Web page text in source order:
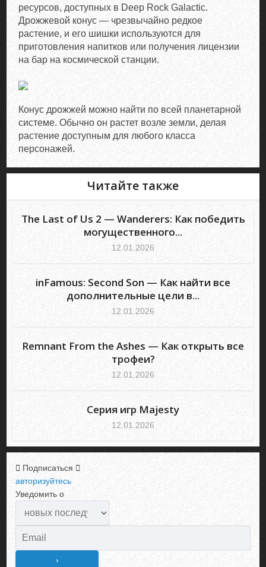
ресурсов, доступных в Deep Rock Galactic.
Дрожжевой конус — чрезвычайно редкое
растение, и его шишки используются для
приготовления напитков или получения лицензии
на бар на космической станции.
Конус дрожжей можно найти по всей планетарной
системе. Обычно он растет возле земли, делая
растение доступным для любого класса
персонажей.
Читайте также
The Last of Us 2 — Wanderers: Как победить
могущественного...
12.01.2026
inFamous: Second Son — Как найти все
дополнительные цели в...
12.01.2026
Remnant From the Ashes — Как открыть все
трофеи?
12.01.2026
Серия игр Majesty
12.01.2026
Подписаться
авторизуйтесь
Уведомить о